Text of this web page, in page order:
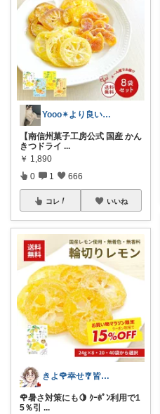
Yooo✴︎より良い暮らし✴︎
【南信州菓子工房公式 国産 かん
きつドライ ...
￥ 1,890
0 1 666
コレ いいね
きよ🌹幸せ🎐皆様のお心遣いに感謝💖
🌹暑さ対策にも🍋 ｸｰﾎﾟﾝ利用で1
5％引 ...